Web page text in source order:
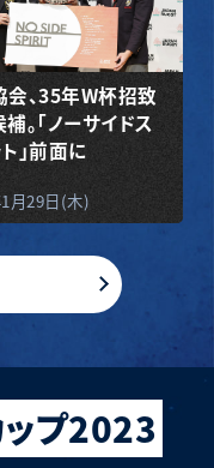
会、35年W杯招致
。「ノーサイドス
」前面に
月29日(木)
ップ2023